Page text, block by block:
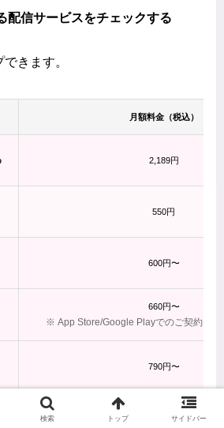
配信サービスをチェックする
きます。
月額料金（税込）
2,189円
550円
600円〜
660円〜
※ App Store/Google Playでのご契約は月
790円〜
検索 トップ サイドバー